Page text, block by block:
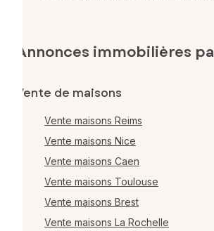
Annonces immobilières
Vente de maisons
Vente maisons Reims
Vente maisons Nice
Vente maisons Caen
Vente maisons Toulouse
Vente maisons Brest
Vente maisons La Rochelle